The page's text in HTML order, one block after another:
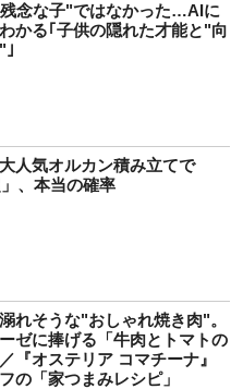
念な子"ではなかった…AIに
かる｢子供の隠れた才能と"向
｣
人気オルカン積み立てで
」、本当の確率
れそうな"おしゃれ焼き肉"。
ゼに捧げる「牛肉とトマトの
『オステリア コマチーナ』
の「家つまみレシピ」